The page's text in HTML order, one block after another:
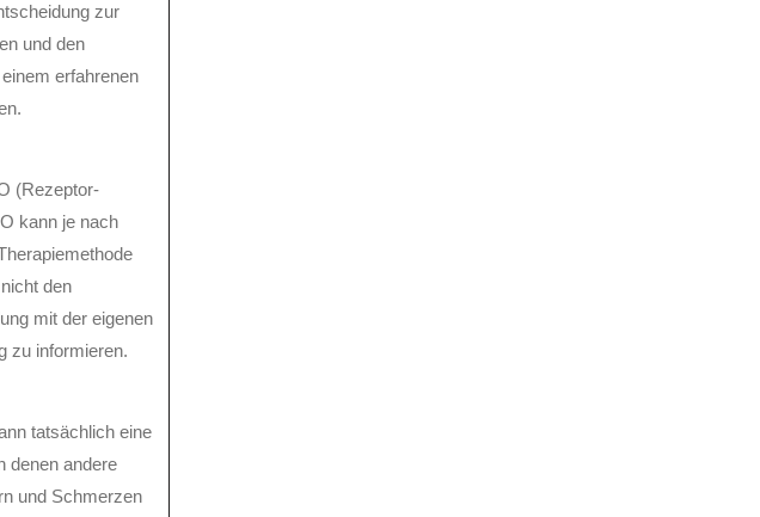
zur
und den
erfahrenen
(Rezeptor-
kann je nach
den
mit der eigenen
zu informieren.
tatsächlich eine
denen andere
und Schmerzen